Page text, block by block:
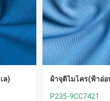
ล) ผ้าจุติไมโคร(ฟ้าอ่อ
P235-9CC7421